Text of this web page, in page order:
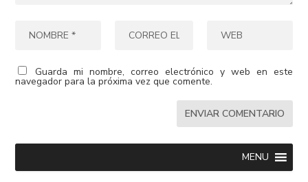
Guarda mi nombre, correo electrónico y web en este
navegador para la próxima vez que comente.
MENU